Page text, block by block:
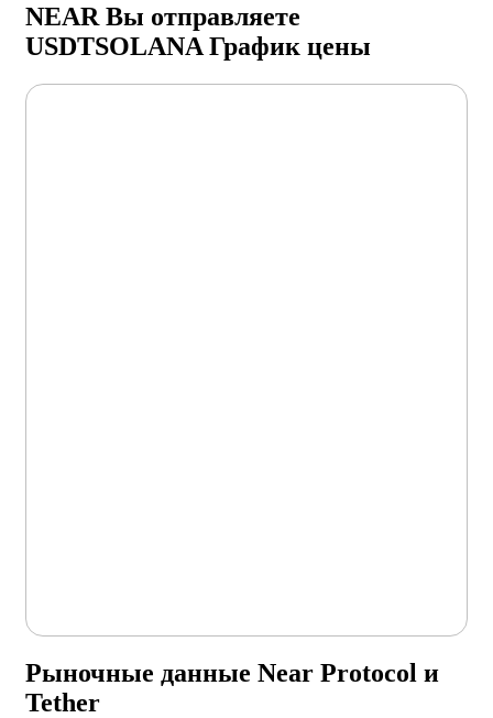
NEAR Вы отправляете
USDTSOLANA График цены
Рыночные данные Near Protocol и
Tether